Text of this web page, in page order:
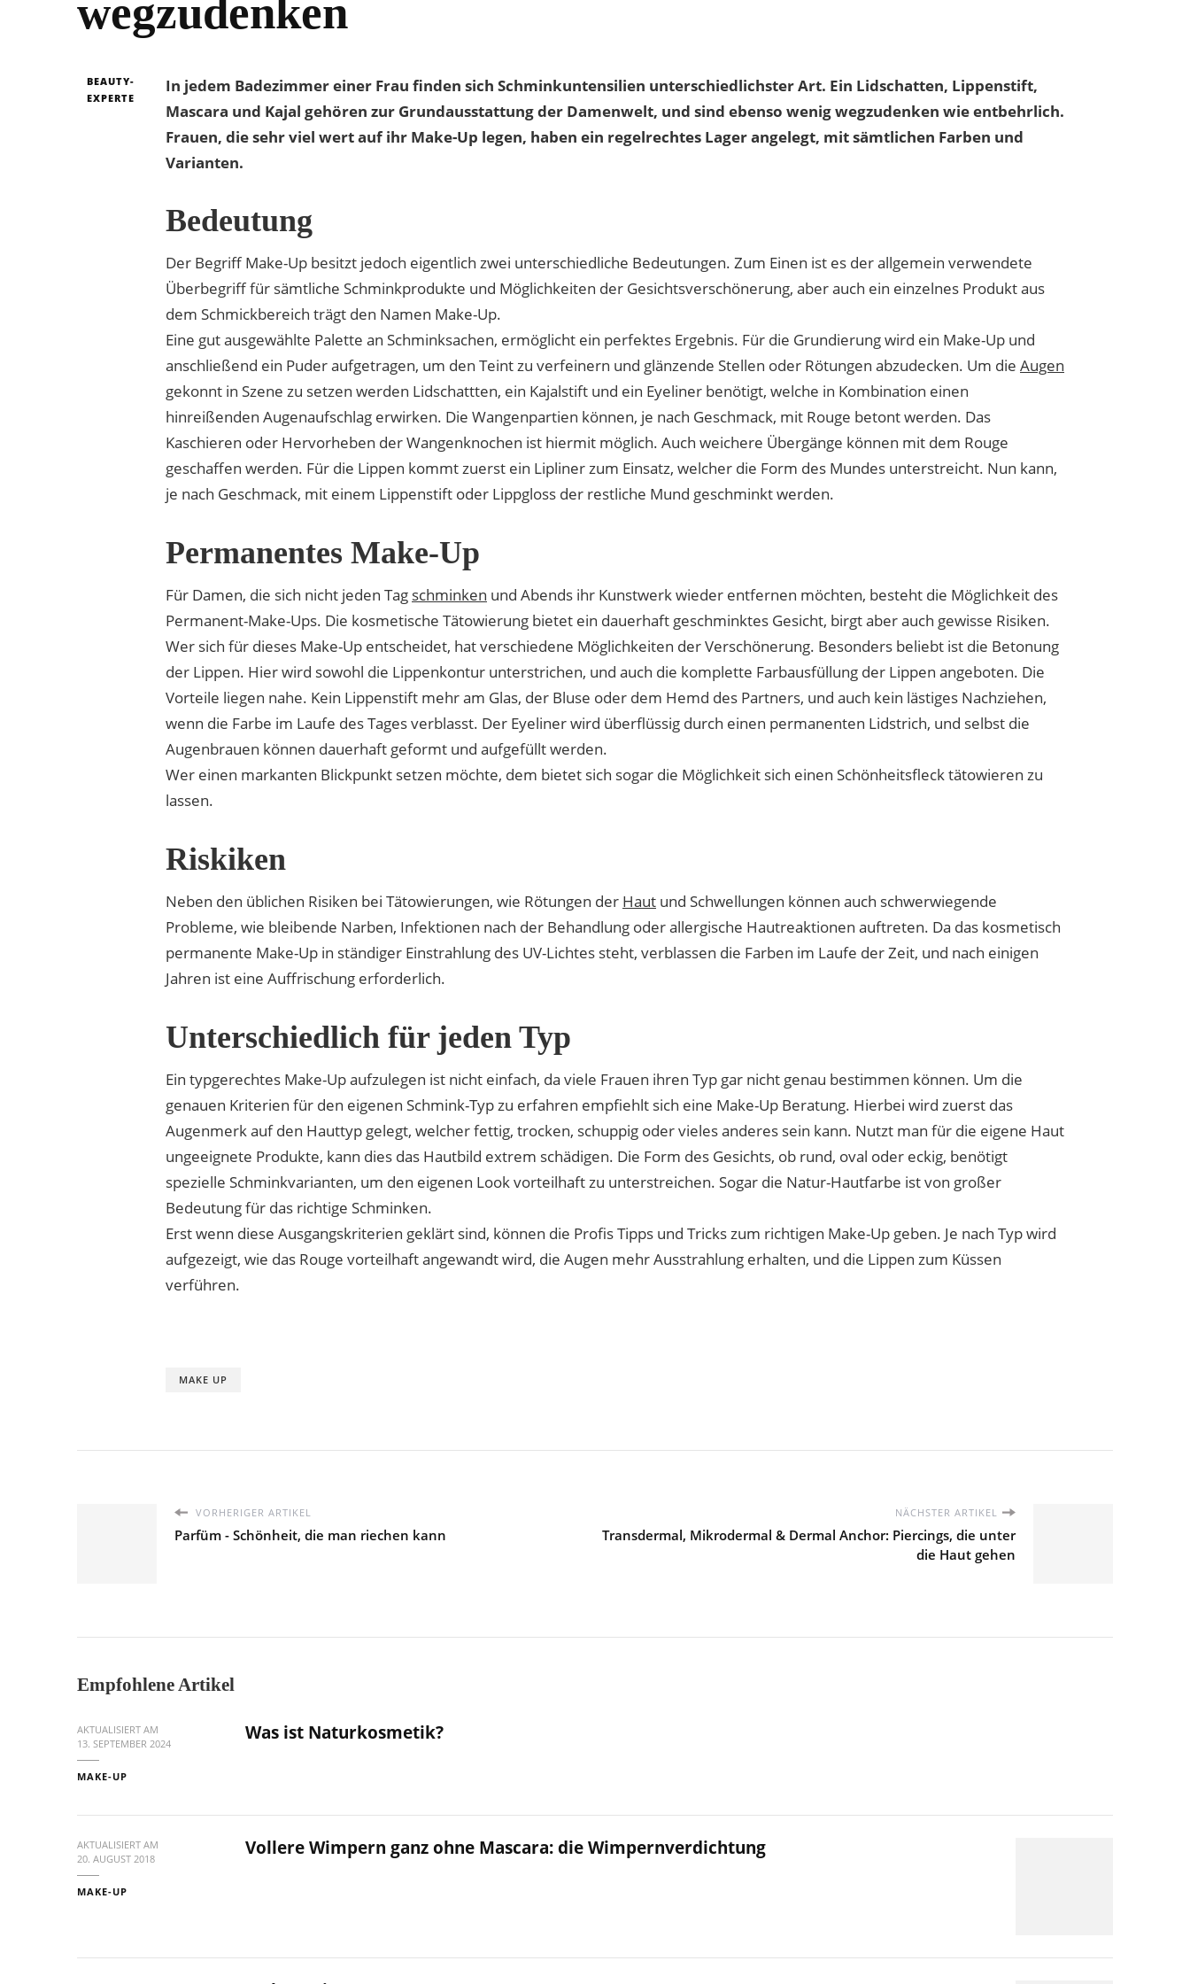
wegzudenken
BEAUTY-
EXPERTE
In jedem Badezimmer einer Frau finden sich Schminkuntensilien unterschiedlichster Art. Ein Lidschatten, Lippenstift,
Mascara und Kajal gehören zur Grundausstattung der Damenwelt, und sind ebenso wenig wegzudenken wie entbehrlich.
Frauen, die sehr viel wert auf ihr Make-Up legen, haben ein regelrechtes Lager angelegt, mit sämtlichen Farben und
Varianten.
Bedeutung
Der Begriff Make-Up besitzt jedoch eigentlich zwei unterschiedliche Bedeutungen. Zum Einen ist es der allgemein verwendete
Überbegriff für sämtliche Schminkprodukte und Möglichkeiten der Gesichtsverschönerung, aber auch ein einzelnes Produkt aus
dem Schmickbereich trägt den Namen Make-Up.
Eine gut ausgewählte Palette an Schminksachen, ermöglicht ein perfektes Ergebnis. Für die Grundierung wird ein Make-Up und
anschließend ein Puder aufgetragen, um den Teint zu verfeinern und glänzende Stellen oder Rötungen abzudecken. Um die Augen
gekonnt in Szene zu setzen werden Lidschattten, ein Kajalstift und ein Eyeliner benötigt, welche in Kombination einen
hinreißenden Augenaufschlag erwirken. Die Wangenpartien können, je nach Geschmack, mit Rouge betont werden. Das
Kaschieren oder Hervorheben der Wangenknochen ist hiermit möglich. Auch weichere Übergänge können mit dem Rouge
geschaffen werden. Für die Lippen kommt zuerst ein Lipliner zum Einsatz, welcher die Form des Mundes unterstreicht. Nun kann,
je nach Geschmack, mit einem Lippenstift oder Lippgloss der restliche Mund geschminkt werden.
Permanentes Make-Up
Für Damen, die sich nicht jeden Tag schminken und Abends ihr Kunstwerk wieder entfernen möchten, besteht die Möglichkeit des
Permanent-Make-Ups. Die kosmetische Tätowierung bietet ein dauerhaft geschminktes Gesicht, birgt aber auch gewisse Risiken.
Wer sich für dieses Make-Up entscheidet, hat verschiedene Möglichkeiten der Verschönerung. Besonders beliebt ist die Betonung
der Lippen. Hier wird sowohl die Lippenkontur unterstrichen, und auch die komplette Farbausfüllung der Lippen angeboten. Die
Vorteile liegen nahe. Kein Lippenstift mehr am Glas, der Bluse oder dem Hemd des Partners, und auch kein lästiges Nachziehen,
wenn die Farbe im Laufe des Tages verblasst. Der Eyeliner wird überflüssig durch einen permanenten Lidstrich, und selbst die
Augenbrauen können dauerhaft geformt und aufgefüllt werden.
Wer einen markanten Blickpunkt setzen möchte, dem bietet sich sogar die Möglichkeit sich einen Schönheitsfleck tätowieren zu
lassen.
Riskiken
Neben den üblichen Risiken bei Tätowierungen, wie Rötungen der Haut und Schwellungen können auch schwerwiegende
Probleme, wie bleibende Narben, Infektionen nach der Behandlung oder allergische Hautreaktionen auftreten. Da das kosmetisch
permanente Make-Up in ständiger Einstrahlung des UV-Lichtes steht, verblassen die Farben im Laufe der Zeit, und nach einigen
Jahren ist eine Auffrischung erforderlich.
Unterschiedlich für jeden Typ
Ein typgerechtes Make-Up aufzulegen ist nicht einfach, da viele Frauen ihren Typ gar nicht genau bestimmen können. Um die
genauen Kriterien für den eigenen Schmink-Typ zu erfahren empfiehlt sich eine Make-Up Beratung. Hierbei wird zuerst das
Augenmerk auf den Hauttyp gelegt, welcher fettig, trocken, schuppig oder vieles anderes sein kann. Nutzt man für die eigene Haut
ungeeignete Produkte, kann dies das Hautbild extrem schädigen. Die Form des Gesichts, ob rund, oval oder eckig, benötigt
spezielle Schminkvarianten, um den eigenen Look vorteilhaft zu unterstreichen. Sogar die Natur-Hautfarbe ist von großer
Bedeutung für das richtige Schminken.
Erst wenn diese Ausgangskriterien geklärt sind, können die Profis Tipps und Tricks zum richtigen Make-Up geben. Je nach Typ wird
aufgezeigt, wie das Rouge vorteilhaft angewandt wird, die Augen mehr Ausstrahlung erhalten, und die Lippen zum Küssen
verführen.
MAKE UP
VORHERIGER ARTIKEL
Parfüm - Schönheit, die man riechen kann
NÄCHSTER ARTIKEL
Transdermal, Mikrodermal & Dermal Anchor: Piercings, die unter
die Haut gehen
Empfohlene Artikel
AKTUALISIERT AM
13. SEPTEMBER 2024
MAKE-UP
Was ist Naturkosmetik?
AKTUALISIERT AM
20. AUGUST 2018
MAKE-UP
Vollere Wimpern ganz ohne Mascara: die Wimpernverdichtung